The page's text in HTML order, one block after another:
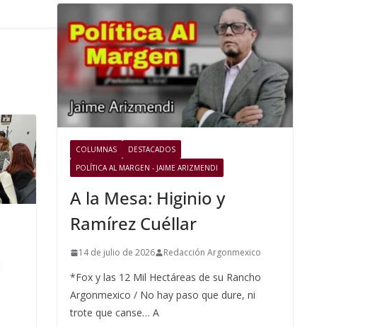
COLUMNAS
DESTACADOS
POLÍTICA AL MARGEN - JAIME ARIZMENDI
A la Mesa: Higinio y
Ramírez Cuéllar
14 de julio de 2026 Redacción Argonmexico
*Fox y las 12 Mil Hectáreas de su Rancho
Argonmexico / No hay paso que dure, ni
trote que canse… A